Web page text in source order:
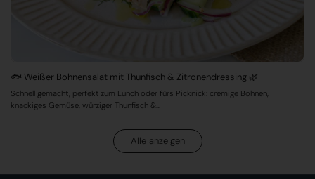
🐟 Weißer Bohnensalat mit Thunfisch & Zitronendressing 🌿
Schnell gemacht, perfekt zum Lunch oder fürs Picknick: cremige Bohnen,
knackiges Gemüse, würziger Thunfisch &...
Alle anzeigen